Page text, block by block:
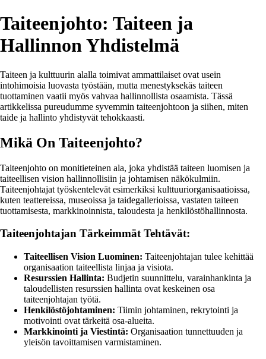
Taiteenjohto: Taiteen ja
Hallinnon Yhdistelmä
Taiteen ja kulttuurin alalla toimivat ammattilaiset ovat usein
intohimoisia luovasta työstään, mutta menestyksekäs taiteen
tuottaminen vaatii myös vahvaa hallinnollista osaamista. Tässä
artikkelissa pureudumme syvemmin taiteenjohtoon ja siihen, miten
taide ja hallinto yhdistyvät tehokkaasti.
Mikä On Taiteenjohto?
Taiteenjohto on monitieteinen ala, joka yhdistää taiteen luomisen ja
taiteellisen vision hallinnollisiin ja johtamisen näkökulmiin.
Taiteenjohtajat työskentelevät esimerkiksi kulttuuriorganisaatioissa,
kuten teattereissa, museoissa ja taidegallerioissa, vastaten taiteen
tuottamisesta, markkinoinnista, taloudesta ja henkilöstöhallinnosta.
Taiteenjohtajan Tärkeimmät Tehtävät:
Taiteellisen Vision Luominen: Taiteenjohtajan tulee kehittää
organisaation taiteellista linjaa ja visiota.
Resurssien Hallinta: Budjetin suunnittelu, varainhankinta ja
taloudellisten resurssien hallinta ovat keskeinen osa
taiteenjohtajan työtä.
Henkilöstöjohtaminen: Tiimin johtaminen, rekrytointi ja
motivointi ovat tärkeitä osa-alueita.
Markkinointi ja Viestintä: Organisaation tunnettuuden ja
yleisön tavoittamisen varmistaminen.